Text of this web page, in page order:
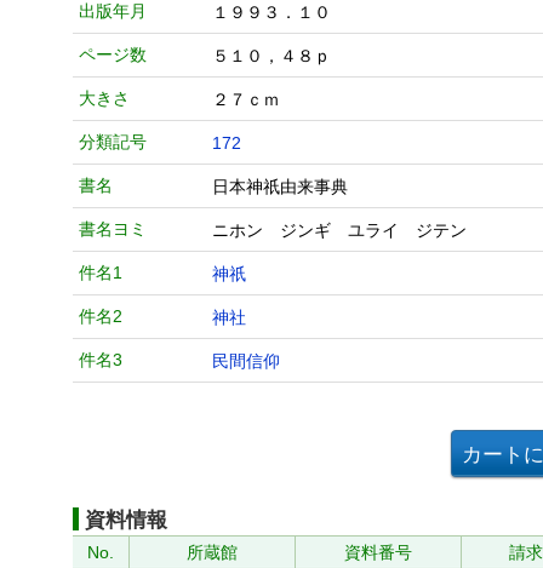
出版年月 １９９３．１０
ページ数 ５１０，４８ｐ
大きさ ２７ｃｍ
分類記号 172
書名 日本神祇由来事典
書名ヨミ ニホン ジンギ ユライ ジテン
件名1 神祇
件名2 神社
件名3 民間信仰
資料情報
No. 所蔵館 資料番号
請